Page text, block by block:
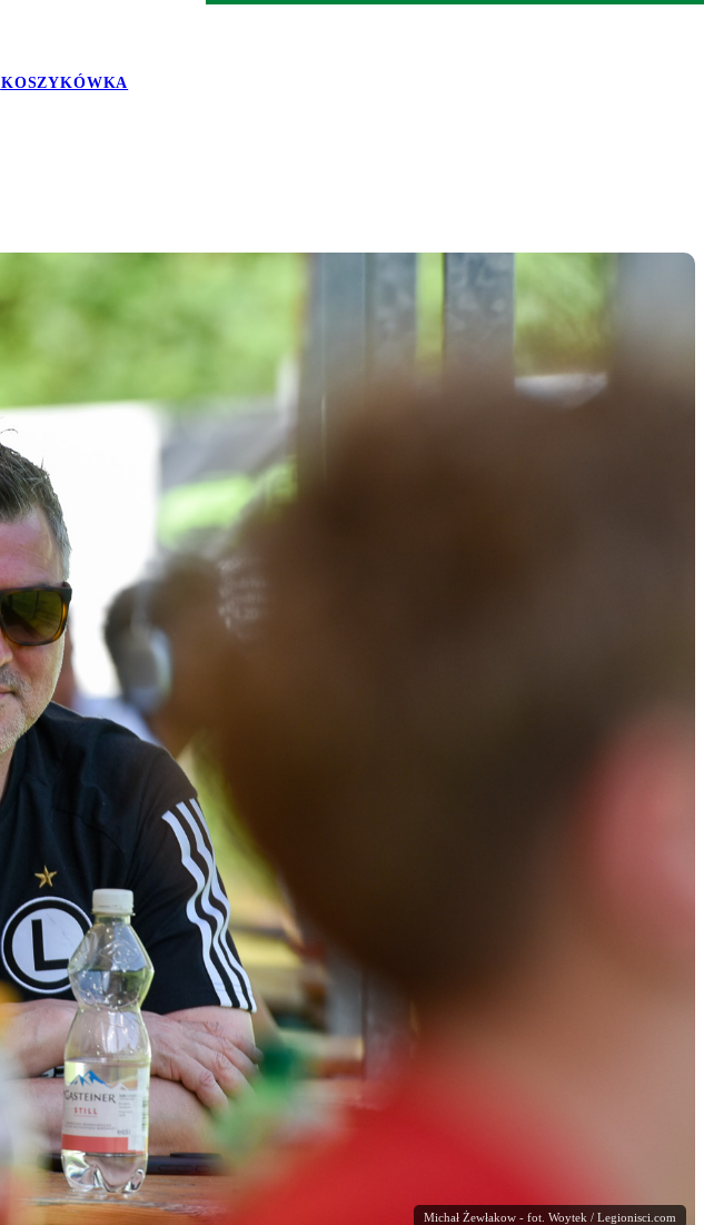
KOSZYKÓWKA
Michał Żewłakow - fot. Woytek / Legionisci.com